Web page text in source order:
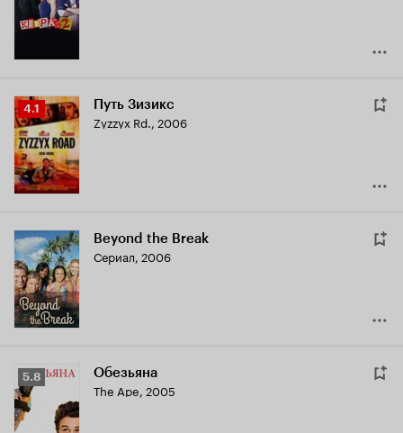
7.2
Рейтинг
Кинопоиска
4.1
4.1 Путь Зизикс
Zyzzyx Rd., 2006
Beyond the Break
Сериал, 2006
Рейтинг
Кинопоиска
5.8
5.8 Обезьяна
The Ape, 2005